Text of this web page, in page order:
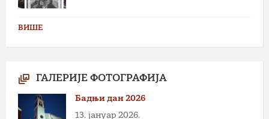
ВИШЕ
ГАЛЕРИЈЕ ФОТОГРАФИЈА
Бадњи дан 2026
13. јануар 2026.